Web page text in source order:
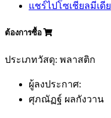
แชร์ไปโซเชียลมีเดีย
ต้องการซื้อ
ประเภทวัสดุ: พลาสติก
ผู้ลงประกาศ:
ศุภณัฏฐ์ ผลกังวาน